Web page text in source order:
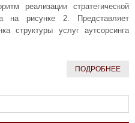
реализации стратегической
на рисунке 2. Представляет
структуры услуг аутсорсинга
ПОДРОБНЕЕ